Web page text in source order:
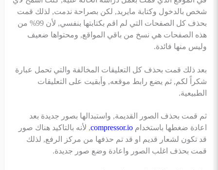
شخص بالدخول وكتابة مايريد, لكن بصراحة ندمت, لذلك قمت
بحذف كل الصفحات التي لم اقم بكتابتها بنفسي, لأن 99% من
هذه الصفحات هي نسخ من باقي المواقع, ومحتواها ضعيف
وليس منها فائدة.
بعد ذلك قمت بحذف كل التعليقات المخالفة والتي تحمل عبارة
شكراً لكم, ثم يضع رابط موقعه, وأبقيت على التعليقات
الطبيعية.
ثم قمت بحذف الصور القديمة, واستبدالها بصور جديدة بعد
اعادة ضغطها باستخدامcompressor.io, لأنه بالتاكيد هناك صور
قد تكون لشعار قديم او قد تم حذفها من مركز الرفع, لذلك
قمت بحذف اغلب الصور واعادة وضع صور جديدة.